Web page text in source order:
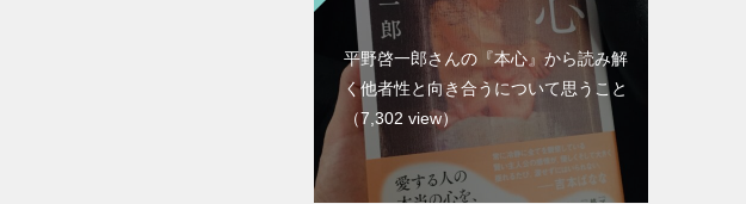
平野啓一郎さんの『本心』から読み解
く他者性と向き合うについて思うこと
（7,302 view）